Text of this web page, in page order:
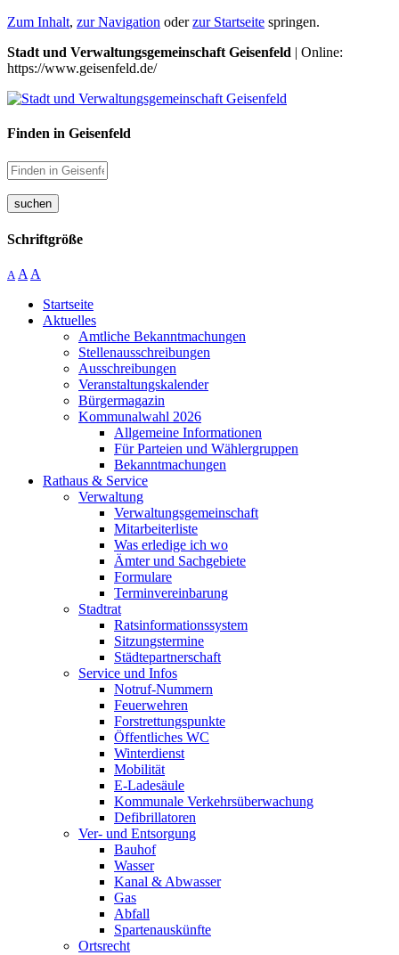
Zum Inhalt, zur Navigation oderzur Startseite springen.
Stadt und Verwaltungsgemeinschaft Geisenfeld | Online:
https://www.geisenfeld.de/
Finden in Geisenfeld
suchen
Schriftgröße
A A A
Startseite
Aktuelles
Amtliche Bekanntmachungen
Stellenausschreibungen
Ausschreibungen
Veranstaltungskalender
Bürgermagazin
Kommunalwahl 2026
Allgemeine Informationen
Für Parteien und Wählergruppen
Bekanntmachungen
Rathaus & Service
Verwaltung
Verwaltungsgemeinschaft
Mitarbeiterliste
Was erledige ich wo
Ämter und Sachgebiete
Formulare
Terminvereinbarung
Stadtrat
Ratsinformationssystem
Sitzungstermine
Städtepartnerschaft
Service und Infos
Notruf-Nummern
Feuerwehren
Forstrettungspunkte
Öffentliches WC
Winterdienst
Mobilität
E-Ladesäule
Kommunale Verkehrsüberwachung
Defibrillatoren
Ver- und Entsorgung
Bauhof
Wasser
Kanal & Abwasser
Gas
Abfall
Spartenauskünfte
Ortsrecht